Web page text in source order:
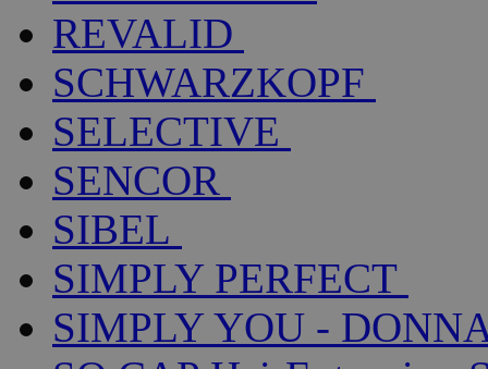
REVALID
SCHWARZKOPF
SELECTIVE
SENCOR
SIBEL
SIMPLY PERFECT
SIMPLY YOU -